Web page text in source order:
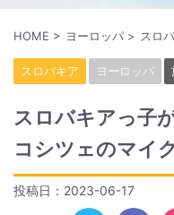
HOME > ヨーロッパ > スロ
スロバキア ヨーロッパ
スロバキアっ子
コシツェのマイ
投稿日： 2023-06-17